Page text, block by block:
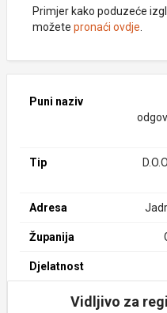
Primjer kako poduzeće
možete pronaći ovdje
Puni naziv
Tip
Adresa
Županija
Djelatnost
Vidljivo za